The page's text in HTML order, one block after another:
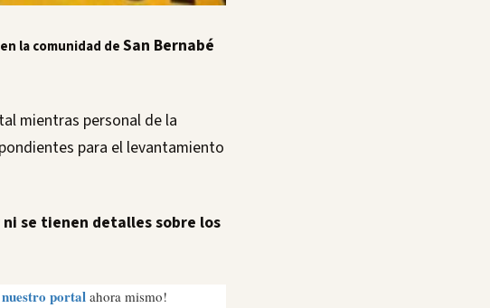
la comunidad deSan Bernabé
mientras personal de la
para el levantamiento
se tienen detalles sobre los
nuestro portal ahora mismo!